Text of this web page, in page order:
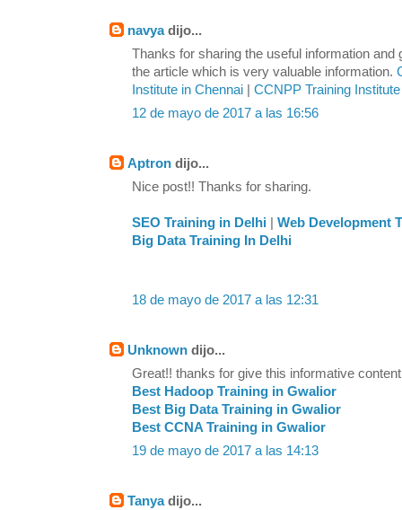
navyadijo...
Thanks for sharing the useful information and
the article which is very valuable information.
Institute in Chennai
CCNPP Training
12 de mayo de 2017 a las 16:56
Aptron dijo...
Nice post!! Thanks for sharing.
SEO Training in Delhi
Web Development
Big Data Training In Delhi
18 de mayo de 2017 a las 12:31
Unknown dijo...
Great!! thanks for give this informative
Best Hadoop Training in Gwalior
Best Big Data Training in Gwalior
Best CCNA Training in Gwalior
19 de mayo de 2017 a las 14:13
Tanyadijo...